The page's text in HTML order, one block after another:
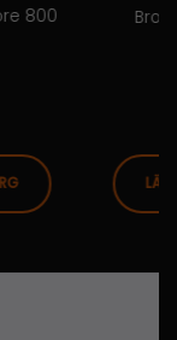
Bromsskiva
LÄGG I